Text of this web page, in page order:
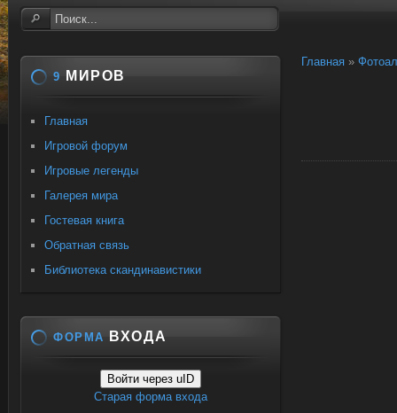
Главная »
9 МИРОВ
Главная
Игровой форум
Игровые легенды
Галерея мира
Гостевая книга
Обратная связь
Библиотека скандинавистики
ФОРМА ВХОДА
Войти через uID
Старая форма входа